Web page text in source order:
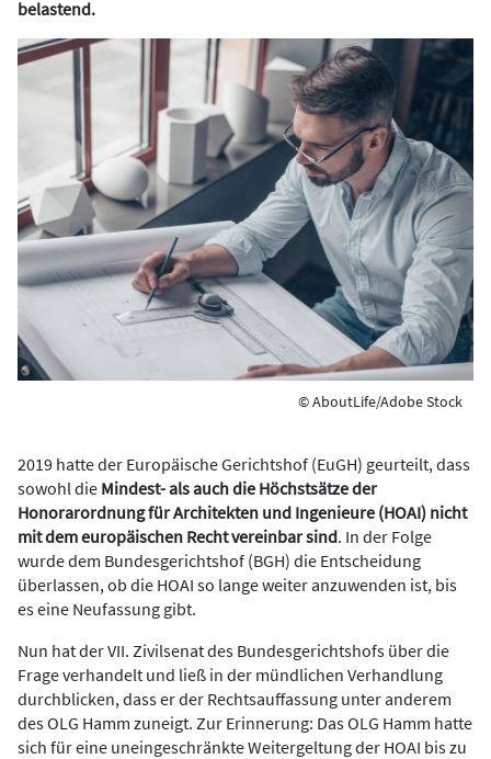
belastend.
© AboutLife/Adobe Stock
2019 hatte der Europäische Gerichtshof (EuGH) geurteilt, dass
sowohl die Mindest- als auch die Höchstsätze der
Honorarordnung für Architekten und Ingenieure (HOAI) nicht
mit dem europäischen Recht vereinbar sind. In der Folge
wurde dem Bundesgerichtshof (BGH) die Entscheidung
überlassen, ob die HOAI so lange weiter anzuwenden ist, bis
es eine Neufassung gibt.
Nun hat der VII. Zivilsenat des Bundesgerichtshofs über die
Frage verhandelt und ließ in der mündlichen Verhandlung
durchblicken, dass er der Rechtsauffassung unter anderem
des OLG Hamm zuneigt. Zur Erinnerung: Das OLG Hamm hatte
sich für eine uneingeschränkte Weitergeltung der HOAI bis zu